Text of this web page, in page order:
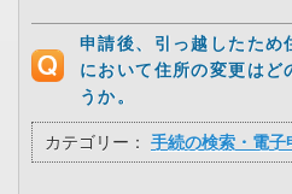
申請後、引っ越したため
において住所の変更はど
うか。
カテゴリー： 手続の検索・電子